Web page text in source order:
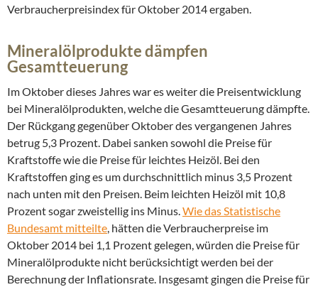
Verbraucherpreisindex für Oktober 2014 ergaben.
Mineralölprodukte dämpfen
Gesamtteuerung
Im Oktober dieses Jahres war es weiter die Preisentwicklung
bei Mineralölprodukten, welche die Gesamtteuerung dämpfte.
Der Rückgang gegenüber Oktober des vergangenen Jahres
betrug 5,3 Prozent. Dabei sanken sowohl die Preise für
Kraftstoffe wie die Preise für leichtes Heizöl. Bei den
Kraftstoffen ging es um durchschnittlich minus 3,5 Prozent
nach unten mit den Preisen. Beim leichten Heizöl mit 10,8
Prozent sogar zweistellig ins Minus.Wie das Statistische
Bundesamt mitteilte, hätten die Verbraucherpreise im
Oktober 2014 bei 1,1 Prozent gelegen, würden die Preise für
Mineralölprodukte nicht berücksichtigt werden bei der
Berechnung der Inflationsrate. Insgesamt gingen die Preise für